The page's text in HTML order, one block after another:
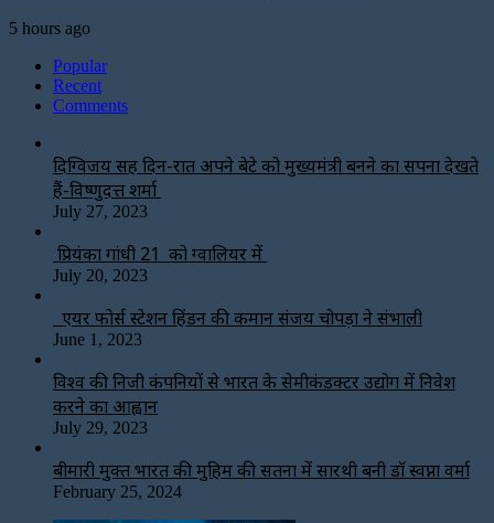
5 hours ago
Popular
Recent
Comments
दिग्विजय सिंह दिन-रात अपने बेटे को मुख्यमंत्री बनने का सपना देखते
हैं-विष्णुदत्त शर्मा
July 27, 2023
प्रियंका गांधी 21 को ग्वालियर में
July 20, 2023
एयर फोर्स स्टेशन हिंडन की कमान संजय चोपड़ा ने संभाली
June 1, 2023
विश्‍व की निजी कंपनियों से भारत के सेमीकंडक्टर उद्योग में निवेश
करने का आह्वान
July 29, 2023
बीमारी मुक्त भारत की मुहिम की सतना में सारथी बनी डाॅ स्वप्ना वर्मा
February 25, 2024